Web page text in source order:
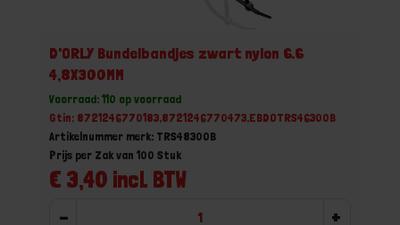
D'ORLY Bundelbandjes zwart nylon 6.6
4,8X300MM
Voorraad: 110 op voorraad
Gtin: 8721246770183,8721246770473,EBDOTRS46300B
Artikelnummer merk: TRS48300B
€ 3,40 incl. BTW
Prijs per Zak van 100 Stuk
- +